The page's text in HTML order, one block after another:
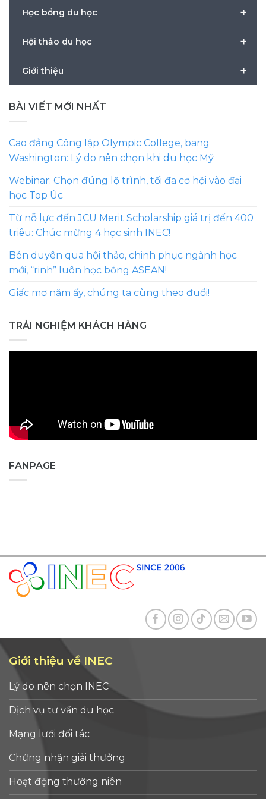
+
Học bổng du học
+
Hội thảo du học
+
Giới thiệu
BÀI VIẾT MỚI NHẤT
Cao đẳng Công lập Olympic College, bang
Washington: Lý do nên chọn khi du học Mỹ
Webinar: Chọn đúng lộ trình, tối đa cơ hội vào đại
học Top Úc
Từ nỗ lực đến JCU Merit Scholarship giá trị đến 400
triệu: Chúc mừng 4 học sinh INEC!
Bén duyên qua hội thảo, chinh phục ngành học
mới, “rinh” luôn học bổng ASEAN!
Giấc mơ năm ấy, chúng ta cùng theo đuổi!
TRẢI NGHIỆM KHÁCH HÀNG
FANPAGE
Giới thiệu về INEC
Lý do nên chọn INEC
Dịch vụ tư vấn du học
Mạng lưới đối tác
Chứng nhận giải thưởng
Hoạt động thường niên